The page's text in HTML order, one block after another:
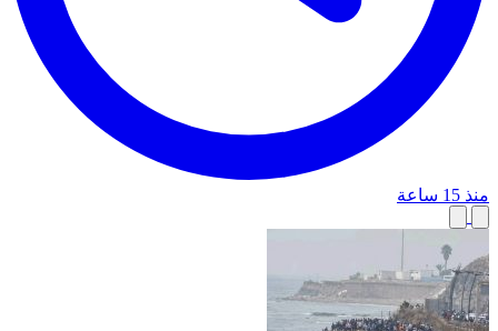
منذ 15 ساعة